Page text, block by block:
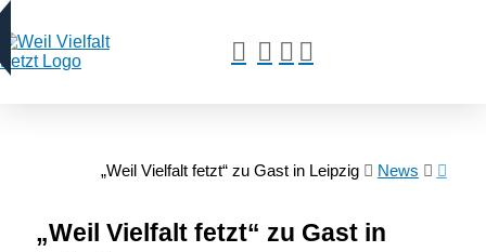
„Weil Vielfalt fetzt“ zu Gast in Leipzig News
„Weil Vielfalt fetzt“ zu Gast in